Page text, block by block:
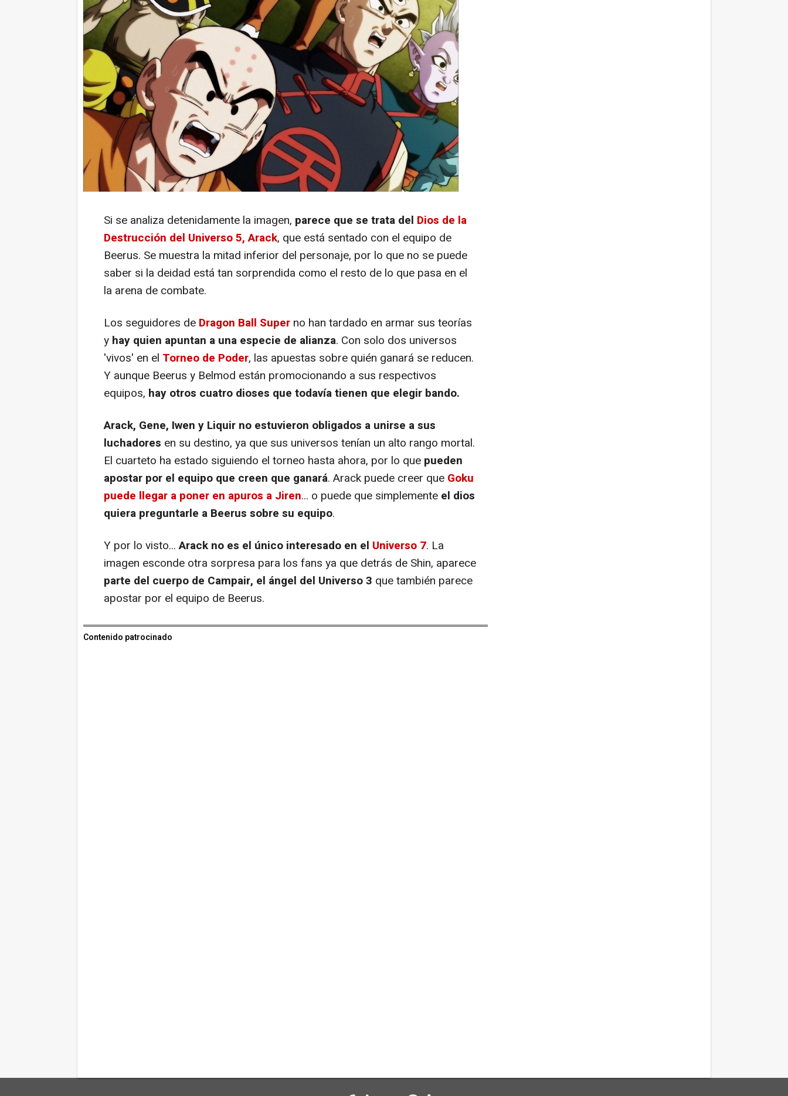
Si se analiza detenidamente la imagen, parece que se trata del Dios de la
Destrucción del Universo 5, Arack, que está sentado con el equipo de
Beerus. Se muestra la mitad inferior del personaje, por lo que no se puede
saber si la deidad está tan sorprendida como el resto de lo que pasa en el
la arena de combate.
Los seguidores de Dragon Ball Super no han tardado en armar sus teorías
y hay quien apuntan a una especie de alianza. Con solo dos universos
'vivos' en el Torneo de Poder, las apuestas sobre quién ganará se reducen.
Y aunque Beerus y Belmod están promocionando a sus respectivos
equipos, hay otros cuatro dioses que todavía tienen que elegir bando.
Arack, Gene, Iwen y Liquir no estuvieron obligados a unirse a sus
luchadores en su destino, ya que sus universos tenían un alto rango mortal.
El cuarteto ha estado siguiendo el torneo hasta ahora, por lo que pueden
apostar por el equipo que creen que ganará. Arack puede creer que Goku
puede llegar a poner en apuros a Jiren... o puede que simplemente el dios
quiera preguntarle a Beerus sobre su equipo.
Y por lo visto...Arack no es el único interesado en el Universo 7. La
imagen esconde otra sorpresa para los fans ya que detrás de Shin, aparece
parte del cuerpo de Campair, el ángel del Universo 3 que también parece
apostar por el equipo de Beerus.
Contenido patrocinado